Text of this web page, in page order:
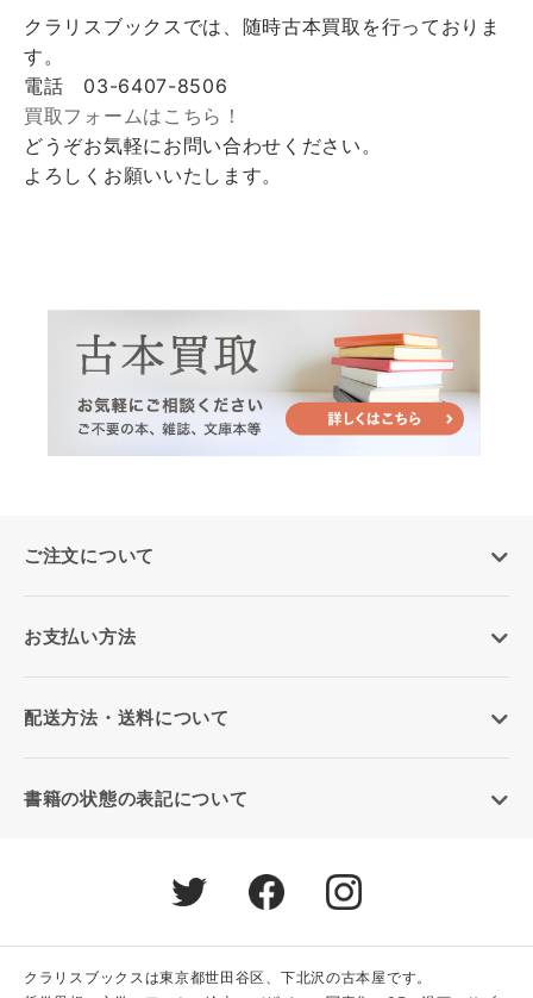
クラリスブックスでは、随時古本買取を行っておりま
す。
電話 03-6407-8506
買取フォームはこちら！
どうぞお気軽にお問い合わせください。
よろしくお願いいたします。
ご注文について
お支払い方法
配送方法・送料について
書籍の状態の表記について
クラリスブックスは東京都世田谷区、下北沢の古本屋です。